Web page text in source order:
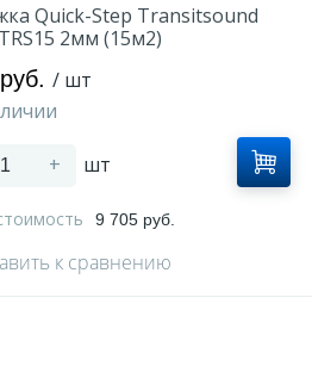
Quick-Step Transitsound
2мм (15м2)
/ шт
+ шт
9 705 руб.
к сравнению